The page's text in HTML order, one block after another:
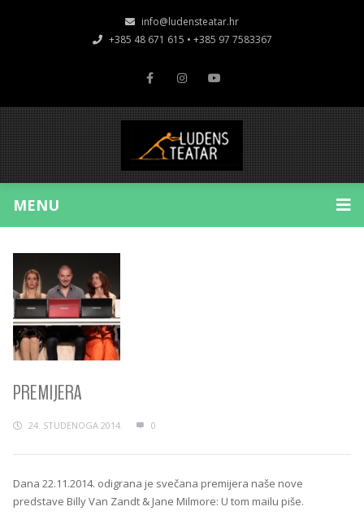
info@ludensteatar.hr
+385 48 671 615 • +385 97 7583367
MENU
PREMIJERA
24. STUDENOGA 2014. 0
Dana 22.11.2014. odigrana je svečana premijera naše nove
predstave Billy Van Zandt & Jane Milmore: U tom mailu piše.